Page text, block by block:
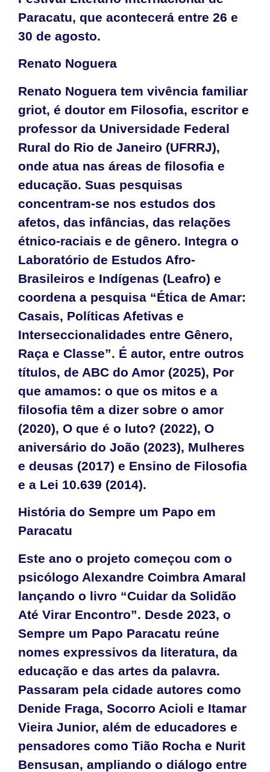
Paracatu, que acontecerá entre 26 e
30 de agosto.
Renato Noguera
Renato Noguera tem vivência familiar
griot, é doutor em Filosofia, escritor e
professor da Universidade Federal
Rural do Rio de Janeiro (UFRRJ),
onde atua nas áreas de filosofia e
educação. Suas pesquisas
concentram-se nos estudos dos
afetos, das infâncias, das relações
étnico-raciais e de gênero. Integra o
Laboratório de Estudos Afro-
Brasileiros e Indígenas (Leafro) e
coordena a pesquisa “Ética de Amar:
Casais, Políticas Afetivas e
Interseccionalidades entre Gênero,
Raça e Classe”. É autor, entre outros
títulos, de ABC do Amor (2025), Por
que amamos: o que os mitos e a
filosofia têm a dizer sobre o amor
(2020), O que é o luto? (2022), O
aniversário do João (2023), Mulheres
e deusas (2017) e Ensino de Filosofia
e a Lei 10.639 (2014).
História do Sempre um Papo em
Paracatu
Este ano o projeto começou com o
psicólogo Alexandre Coimbra Amaral
lançando o livro “Cuidar da Solidão
Até Virar Encontro”. Desde 2023, o
Sempre um Papo Paracatu reúne
nomes expressivos da literatura, da
educação e das artes da palavra.
Passaram pela cidade autores como
Denide Fraga, Socorro Acioli e Itamar
Vieira Junior, além de educadores e
pensadores como Tião Rocha e Nurit
Bensusan, ampliando o diálogo entre